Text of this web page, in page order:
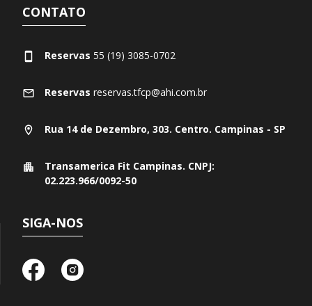
CONTATO
Reservas 55 (19) 3085-0702
Reservas reservas.tfcp@ahi.com.br
Rua 14 de Dezembro, 303. Centro. Campinas - SP
Transamerica Fit Campinas. CNPJ:
02.223.966/0092-50
SIGA-NOS